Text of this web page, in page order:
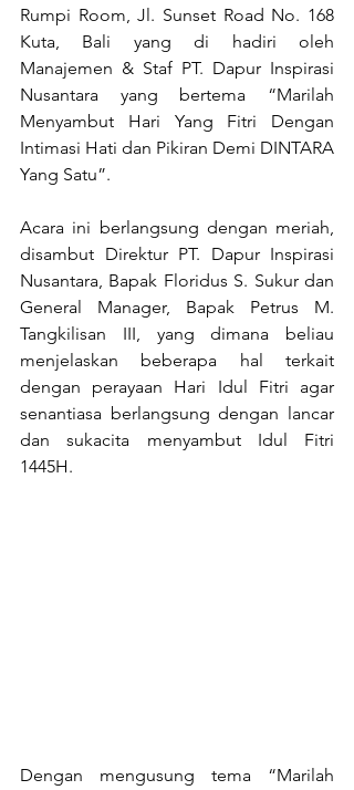
Rumpi Room, Jl. Sunset Road No. 168
Kuta, Bali yang di hadiri oleh
Manajemen & Staf PT. Dapur Inspirasi
Nusantara yang bertema “Marilah
Menyambut Hari Yang Fitri Dengan
Intimasi Hati dan Pikiran Demi DINTARA
Yang Satu”.
Acara ini berlangsung dengan meriah,
disambut Direktur PT. Dapur Inspirasi
Nusantara, Bapak Floridus S. Sukur dan
General Manager, Bapak Petrus M.
Tangkilisan III, yang dimana beliau
menjelaskan beberapa hal terkait
dengan perayaan Hari Idul Fitri agar
senantiasa berlangsung dengan lancar
dan sukacita menyambut Idul Fitri
1445H.
Dengan mengusung tema “Marilah